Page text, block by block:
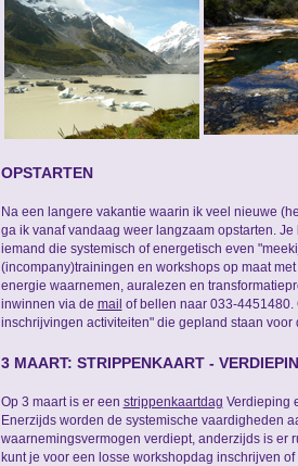
OPSTARTEN
Na een langere vakantie waarin ik veel nieuwe
ga ik vanaf vandaag weer langzaam opstarten.
iemand die systemisch of energetisch even
(incompany)trainingen en workshops op maat
energie waarnemen, auralezen en
inwinnen via de mail of bellen naar 033-4451480.
inschrijvingen activiteiten" die gepland staan voor
3 MAART: STRIPPENKAART -
Op 3 maart is er een strippenkaartdag Verdieping
Enerzijds worden de systemische vaardigheden
waarnemingsvermogen verdiept, anderzijds is er
kunt je voor een losse workshopdag inschrijven